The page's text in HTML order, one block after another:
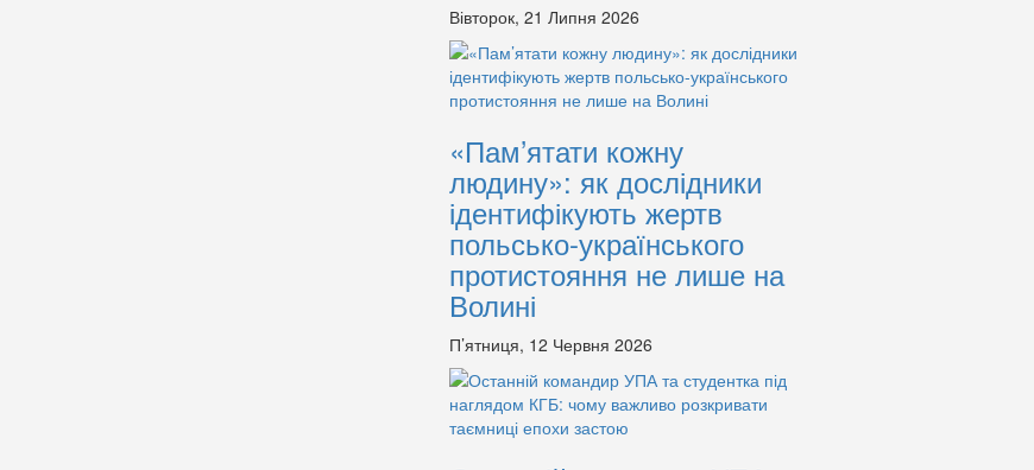
Вівторок, 21 Липня 2026
«Пам’ятати кожну
людину»: як дослідники
ідентифікують жертв
польсько-українського
протистояння не лише на
Волині
П’ятниця, 12 Червня 2026